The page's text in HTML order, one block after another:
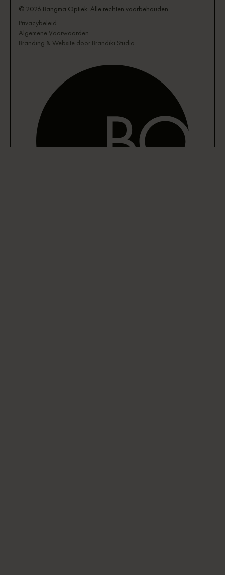
© 2026 Bangma Optiek. Alle rechten voorbehouden.
Privacybeleid
Algemene Voorwaarden
Branding & Website door Brandiki Studio